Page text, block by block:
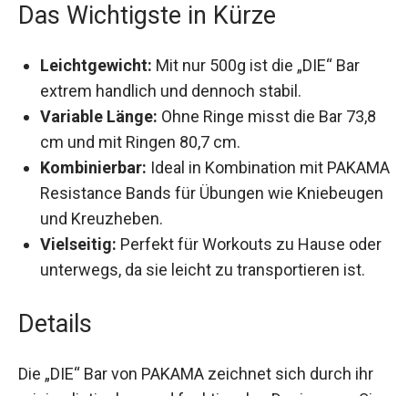
Das Wichtigste in Kürze
Leichtgewicht: Mit nur 500g ist die „DIE“ Bar
extrem handlich und dennoch stabil.
Variable Länge: Ohne Ringe misst die Bar 73,8
cm und mit Ringen 80,7 cm.
Kombinierbar: Ideal in Kombination mit PAKAMA
Resistance Bands für Übungen wie Kniebeugen
und Kreuzheben.
Vielseitig: Perfekt für Workouts zu Hause oder
unterwegs, da sie leicht zu transportieren ist.
Details
Die „DIE“ Bar von PAKAMA zeichnet sich durch ihr